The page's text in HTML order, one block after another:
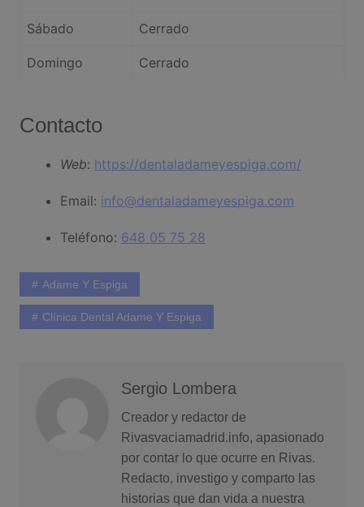
Sábado Cerrado
Domingo Cerrado
Contacto
Web: https://dentaladameyespiga.com/
Email: info@dentaladameyespiga.com
Teléfono: 648 05 75 28
Adame Y Espiga
Clínica Dental Adame Y Espiga
Sergio Lombera
Creador y redactor de
Rivasvaciamadrid.info, apasionado
por contar lo que ocurre en Rivas.
Redacto, investigo y comparto las
historias que dan vida a nuestra